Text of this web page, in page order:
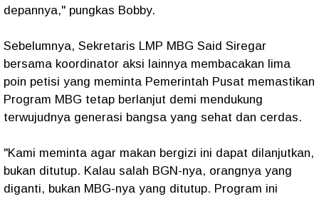
depannya," pungkas Bobby.
Sebelumnya, Sekretaris LMP MBG Said Siregar
bersama koordinator aksi lainnya membacakan lima
poin petisi yang meminta Pemerintah Pusat memastikan
Program MBG tetap berlanjut demi mendukung
terwujudnya generasi bangsa yang sehat dan cerdas.
"Kami meminta agar makan bergizi ini dapat dilanjutkan,
bukan ditutup. Kalau salah BGN-nya, orangnya yang
diganti, bukan MBG-nya yang ditutup. Program ini